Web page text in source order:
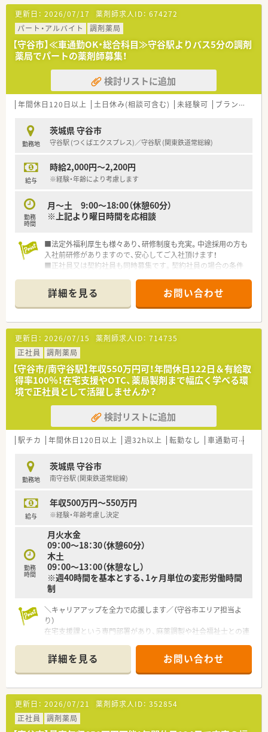
【募集背景と求める人物像について】
■今後の更なる事業拡大を見据えた、体制強化のための定期的な
増員募集となっています。
■未経験の方や実務から離れていた方も、充実した研修制度で安
心して業務を開始できます。
■将来的に管理職を目指したいというような、キャリアアップへ
の意欲が高い方を歓迎します。
【法人特徴について】
■創業150年以上の歴史を誇り、北陸地方を中心に全国600店舗
■「健康と美と衛生」の分野で社会貢献することを理念に掲げ、
地域のかかりつけ薬局を目指します。
■調剤と物販を融合させた店舗作りを特徴とし、地域住民の生活
更新日： 2026/07/17 薬剤師求人ID： 674272
パート・アルバイト
調剤薬局
【守谷市】≪車通勤OK・総合科目≫守谷駅よりバス5分の調剤
薬局でパートの薬剤師募集！
検討リストに追加
年間休日120日以上 土日休み(相談可含む) 未経験可 ブランク可
勤務地
茨城県 守谷市
守谷駅 (つくばエクスプレス)／守谷駅 (関東鉄道常総線)
給与
時給2,000円～2,200円
※経験・年齢により考慮します
勤務
時間
月～土 9:00～18:00（休憩60分）
※上記より曜日時間を応相談
■法定外福利厚生も様々あり、研修制度も充実。中途採用の方も
入社前研修がありますので、安心してご入社頂けます！
■正社員又は契約社員も同時募集です。契約社員の場合の条件
で、転勤ができない方もご相談下さい。
○こんな方にお勧め○
・研修、教育制度が整った薬局でスキルの基礎を固めたい方
・安定した大手企業の薬局で安定した働き方がしたい方
詳細を見る お問い合わせ
更新日： 2026/07/15 薬剤師求人ID： 714735
正社員
調剤薬局
【守谷市/南守谷駅】年収550万円可！年間休日122日＆有給取
得率100％！在宅支援やOTC、薬局製剤まで幅広く学べる環
境で正社員として活躍しませんか？
検討リストに追加
駅チカ 年間休日120日以上 週32h以上 転勤なし 車通勤可
勤務地
茨城県 守谷市
南守谷駅 (関東鉄道常総線)
給与
年収500万円～550万円
※経験・年齢考慮し決定
勤務
時間
月火水金
09：00～18：30（休憩60分）
木土
09：00～13：00（休憩なし）
※週40時間を基本とする、1ヶ月単位の変形労働時間
制
＼キャリアアップを全力で応援します／（守谷市エリア担当よ
り）
在宅支援課という専門部署があり、麻薬調製や社会福祉士との連
選べるので、向上心のある方にぜひお勧めです。
【店舗情報と応需状況について】
■南守谷駅から徒歩7分という好立地にあり、近隣のクリニック
から内科や脳外科の処方箋をメインに受け付けております。
■地域の方々の健康を支えるため、処方箋調剤のみならずOTC医
薬品や薬局製剤も取りそろえ、幅広いニーズに対応しています。
■現在はパート薬剤師中心の体制となっておりますが、より安定
詳細を見る お問い合わせ
更新日： 2026/07/21 薬剤師求人ID： 352854
正社員
調剤薬局